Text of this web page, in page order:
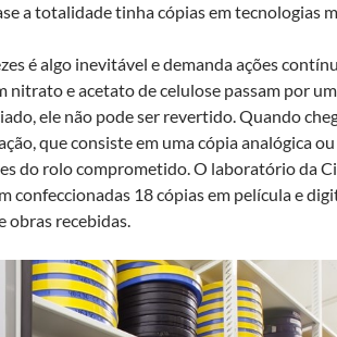
a totalidade tinha cópias em tecnologias
é algo inevitável e demanda ações
nitrato e acetato de celulose passam por
ele não pode ser revertido. Quando
que consiste em uma cópia analógica
do rolo comprometido. O laboratório da
confeccionadas 18 cópias em película e
obras recebidas.